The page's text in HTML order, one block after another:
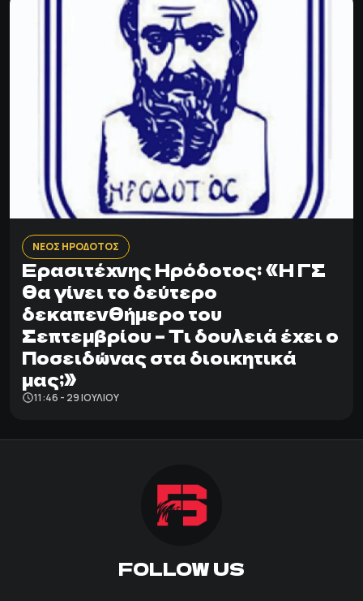
ΝΕΟΣ ΗΡΟΔΟΤΟΣ
Ερασιτέχνης Ηρόδοτος: «Η ΓΣ
θα γίνει το δεύτερο
δεκαπενθήμερο του
Σεπτεμβρίου – Τι δουλειά έχει ο
Ποσειδώνας στα διοικητικά
μας;»
11:46 - 29 ΙΟΥΛΊΟΥ
FOLLOW US